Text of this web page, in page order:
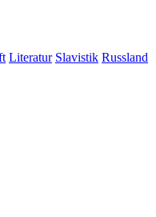
Literatur Slavistik Russland